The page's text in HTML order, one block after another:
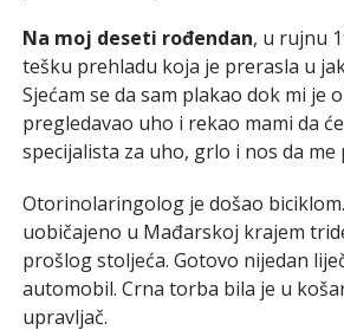
Na moj deseti rođendan, u rujnu
tešku prehladu koja je prerasla u
Sjećam se da sam plakao dok mi je
pregledavao uho i rekao mami da
specijalista za uho, grlo i nos da me
Otorinolaringolog je došao
uobičajeno u Mađarskoj krajem
prošlog stoljeća. Gotovo nijedan
automobil. Crna torba bila je u
upravljač.